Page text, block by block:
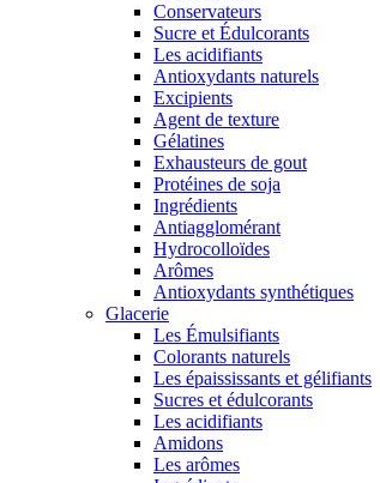
Conservateurs
Sucre et Édulcorants
Les acidifiants
Antioxydants naturels
Excipients
Agent de texture
Gélatines
Exhausteurs de gout
Protéines de soja
Ingrédients
Antiagglomérant
Hydrocolloïdes
Arômes
Antioxydants synthétiques
Glacerie
Les Émulsifiants
Colorants naturels
Les épaississants et gélifiants
Sucres et édulcorants
Les acidifiants
Amidons
Les arômes